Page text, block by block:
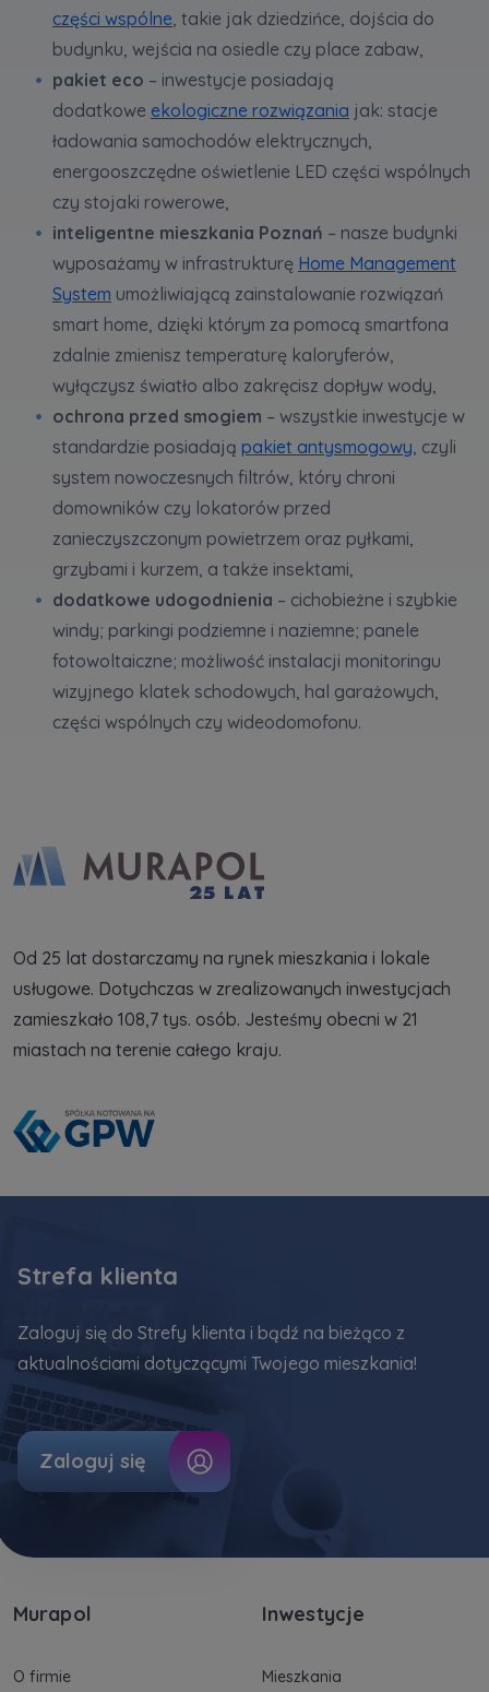
Dane o aktywności na naszej stronie mogą być
także udostępniane zaufanym partnerom
Twoje dane są współadministrowane przez
tym jak przetwarzamy dane, wykorzystujemy
cookies i jakie przysługują Ci prawa znajdziesz
wPolityce prywatności
części wspólne , takie jak dziedzińce, dojścia do
budynku, wejścia na osiedle czy place zabaw,
pakiet eco – inwestycje posiadają
dodatkowe ekologiczne rozwiązania jak: stacje
ładowania samochodów elektrycznych,
energooszczędne oświetlenie LED części wspólnych
czy stojaki rowerowe,
inteligentne mieszkania Poznań – nasze budynki
wyposażamy w infrastrukturę Home Management
System umożliwiającą zainstalowanie rozwiązań
smart home, dzięki którym za pomocą smartfona
zdalnie zmienisz temperaturę kaloryferów,
wyłączysz światło albo zakręcisz dopływ wody,
ochrona przed smogiem – wszystkie inwestycje w
standardzie posiadają pakiet antysmogowy , czyli
system nowoczesnych filtrów, który chroni
domowników czy lokatorów przed
zanieczyszczonym powietrzem oraz pyłkami,
grzybami i kurzem, a także insektami,
dodatkowe udogodnienia – cichobieżne i szybkie
windy; parkingi podziemne i naziemne; panele
fotowoltaiczne; możliwość instalacji monitoringu
wizyjnego klatek schodowych, hal garażowych,
części wspólnych czy wideodomofonu.
Od 25 lat dostarczamy na rynek mieszkania i lokale
usługowe. Dotychczas w zrealizowanych inwestycjach
zamieszkało 108,7 tys. osób. Jesteśmy obecni w 21
miastach na terenie całego kraju.
Murapol
O firmie
Inwestycje
Mieszkania
Strefa klienta
Zaloguj się do Strefy klienta i bądź na bieżąco z
aktualnościami dotyczącymi Twojego mieszkania!
Zaloguj się